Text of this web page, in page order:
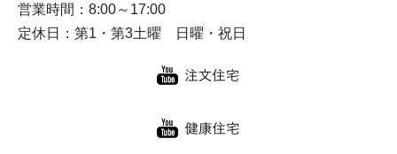
営業時間：8:00～17:00
定休日：第1・第3土曜 日曜・祝日